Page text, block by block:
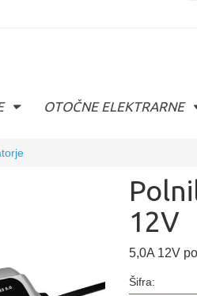
OTOČNE ELEKTRARNE
12V
5,0A 12V
Šifra: